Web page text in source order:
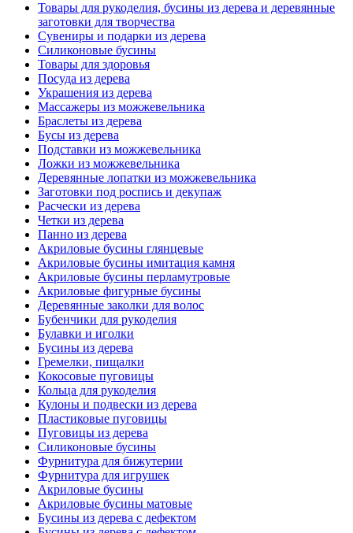
Товары для рукоделия, бусины из дерева и деревянные
заготовки для творчества
Сувениры и подарки из дерева
Силиконовые бусины
Товары для здоровья
Посуда из дерева
Украшения из дерева
Массажеры из можжевельника
Браслеты из дерева
Бусы из дерева
Подставки из можжевельника
Ложки из можжевельника
Деревянные лопатки из можжевельника
Заготовки под роспись и декупаж
Расчески из дерева
Четки из дерева
Панно из дерева
Акриловые бусины глянцевые
Акриловые бусины имитация камня
Акриловые бусины перламутровые
Акриловые фигурные бусины
Деревянные заколки для волос
Бубенчики для рукоделия
Булавки и иголки
Бусины из дерева
Гремелки, пищалки
Кокосовые пуговицы
Кольца для рукоделия
Кулоны и подвески из дерева
Пластиковые пуговицы
Пуговицы из дерева
Силиконовые бусины
Фурнитура для бижутерии
Фурнитура для игрушек
Акриловые бусины
Акриловые бусины матовые
Бусины из дерева с дефектом